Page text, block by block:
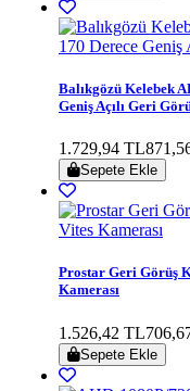
Balıkgözü Kelebek
Geniş Açılı Geri
1.729,94 TL
Sepete Ekle
Prostar Geri Görüş
Kamerası
1.526,42 TL
Sepete Ekle